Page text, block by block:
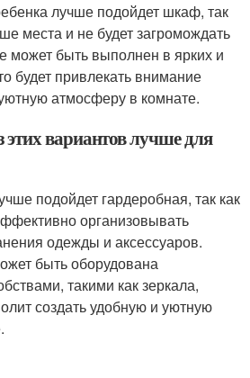
лучше подойдет шкаф, так
места и не будет загромождать
может быть выполнен в ярких и
будет привлекать внимание
атмосферу в комнате.
вариантов лучше для
подойдет гардеробная, так как
организовывать
одежды и аксессуаров.
быть оборудована
такими как зеркала,
создать удобную и уютную